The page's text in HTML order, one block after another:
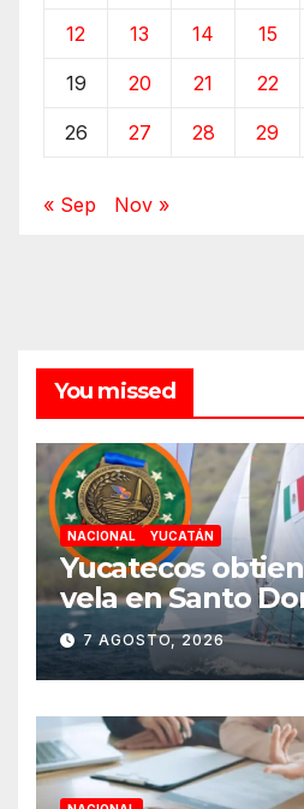
12 13 14 15
19 20 21 22
26 27 28 29
« Sep Nov »
You missed
NACIONAL YUCATÁN
Yucatecos
vela en Santo
7 AGOSTO, 2026